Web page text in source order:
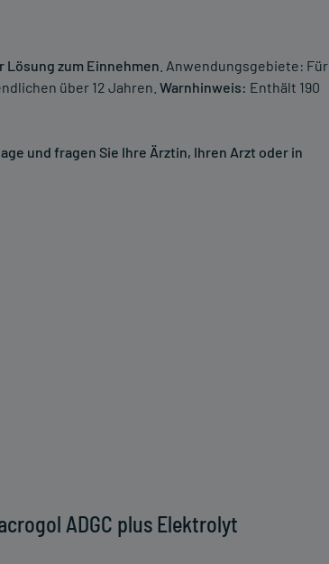
Lösung zum Einnehmen . Anwendungsgebiete: Für
über 12 Jahren. Warnhinweis: Enthält 190
und fragen Sie Ihre Ärztin, Ihren Arzt oder in
ADGC plus Elektrolyt